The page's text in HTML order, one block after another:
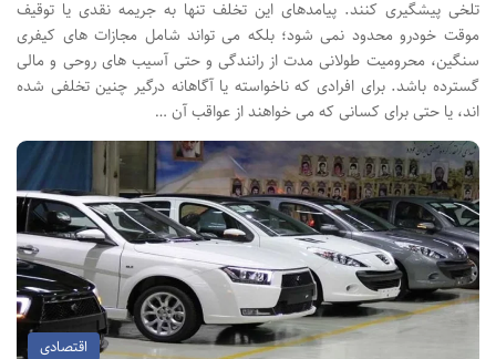
تلخی پیشگیری کنند. پیامدهای این تخلف تنها به جریمه نقدی یا توقیف
موقت خودرو محدود نمی شود؛ بلکه می تواند شامل مجازات های کیفری
سنگین، محرومیت طولانی مدت از رانندگی و حتی آسیب های روحی و مالی
گسترده باشد. برای افرادی که ناخواسته یا آگاهانه درگیر چنین تخلفی شده
اند، یا حتی برای کسانی که می خواهند از عواقب آن …
اقتصادی